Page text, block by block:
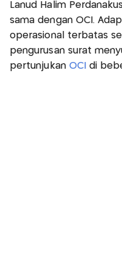
Lanud Halim
sama dengan OCI.
operasional terbatas
pengurusan surat
pertunjukan OCI di